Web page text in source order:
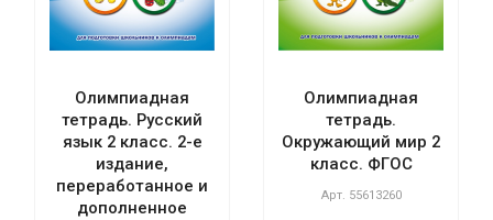
Олимпиадная
тетрадь. Русский
язык 2 класс. 2-е
издание,
переработанное и
дополненное
Олимпиадная
тетрадь.
Окружающий мир 2
класс. ФГОС
Арт. 55613260